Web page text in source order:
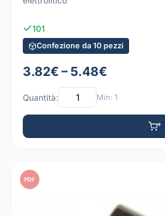
101
Confezione da 10 pezzi
3.82€ – 5.48€
Quantità: Min: 1
PDF